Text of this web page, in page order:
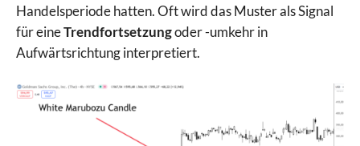
Handelsperiode hatten. Oft wird das Muster als Signal
für eineTrendfortsetzungoder -umkehr in
Aufwärtsrichtung interpretiert.